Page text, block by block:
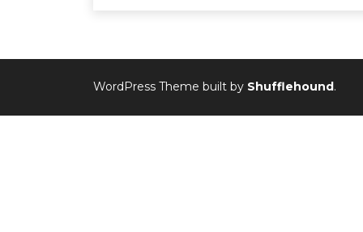
WordPress Theme built by Shufflehound .